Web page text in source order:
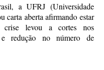
a UFRJ (Universidade
carta aberta afirmando estar
crise levou a cortes nos
redução no número de